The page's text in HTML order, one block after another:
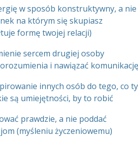
w sposób konstruktywny, a nie
na którym się skupiasz
formę twojej relacji)
sercem drugiej osoby
i nawiązać komunikację
innych osób do tego, co ty
są umiejętności, by to robić
prawdzie, a nie poddać
(myśleniu życzeniowemu)